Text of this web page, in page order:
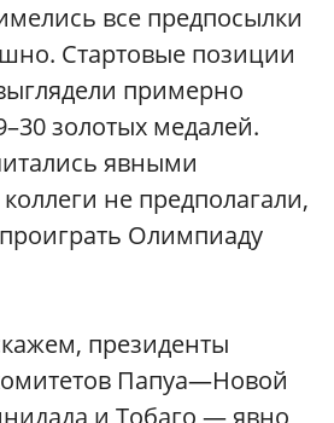
все предпосылки
Стартовые позиции
примерно
золотых медалей.
явными
не предполагали,
Олимпиаду
президенты
Папуа—Новой